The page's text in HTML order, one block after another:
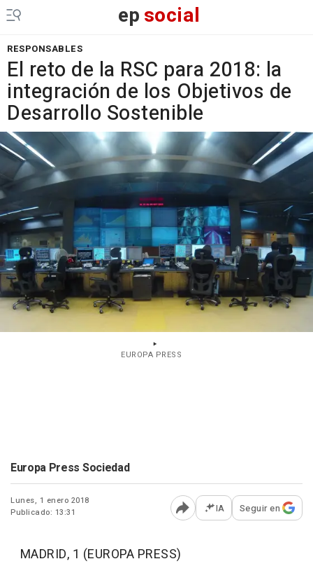
epsocial
RESPONSABLES
El reto de la RSC para 2018: la
integración de los Objetivos de
Desarrollo Sostenible
EUROPA PRESS
Europa Press Sociedad
Lunes, 1 enero 2018
Publicado: 13:31
Abrir opciones para
IA Seguir en
MADRID, 1 (EUROPA PRESS)